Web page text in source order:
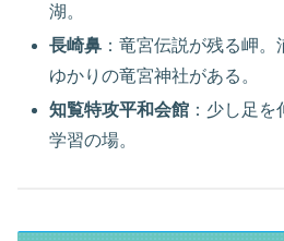
湖。
長崎鼻 ：竜宮伝説が残る岬
ゆかりの竜宮神社がある。
知覧特攻平和会館 ：少し足
学習の場。